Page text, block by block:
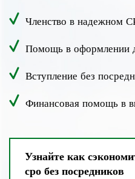
Членство в надежном
Помощь в оформлении
Вступление без
Финансовая помощь в
Узнайте как
сро без посредников